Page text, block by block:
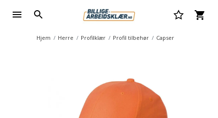
Hjem Herre Profilklær Profil tilbehør Capser